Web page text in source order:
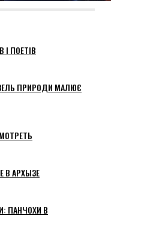
ПОЕТІВ
ПРИРОДИ МАЛЮЄ
В АРХЫЗЕ
ПАНЧОХИ В